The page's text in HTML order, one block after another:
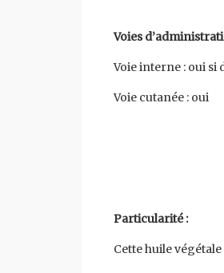
Voies
Voie interne : oui
Voie cutanée : oui
Particularité :
Cette huile